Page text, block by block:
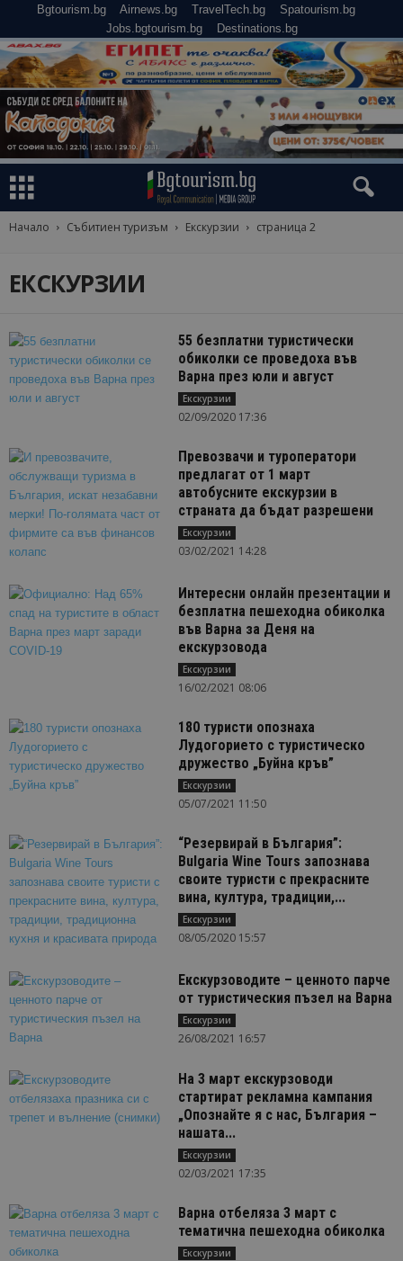
Bgtourism.bg Airnews.bg TravelTech.bg
Spatourism.bg
Jobs.bgtourism.bg
Destinations.bg
Начало Събитиен туризъм Екскурзии страница 2
ЕКСКУРЗИИ
55 безплатни туристически
обиколки се проведоха във
Варна през юли и август
Екскурзии
02/09/2020 17:36
Превозвачи и туроператори
предлагат от 1 март
автобусните екскурзии в
страната да бъдат разрешени
Екскурзии
03/02/2021 14:28
Интересни онлайн презентации и
безплатна пешеходна обиколка
във Варна за Деня на
екскурзовода
Екскурзии
16/02/2021 08:06
180 туристи опознаха
Лудогорието с туристическо
дружество „Буйна кръв”
Екскурзии
05/07/2021 11:50
“Резервирай в България”:
Bulgaria Wine Tours запознава
своите туристи с прекрасните
вина, култура, традиции,...
Екскурзии
08/05/2020 15:57
Екскурзоводите – ценното парче
от туристическия пъзел на Варна
Екскурзии
26/08/2021 16:57
На 3 март екскурзоводи
стартират рекламна кампания
„Опознайте я с нас, България –
нашата...
Екскурзии
02/03/2021 17:35
Варна отбеляза 3 март с
тематична пешеходна обиколка
Екскурзии